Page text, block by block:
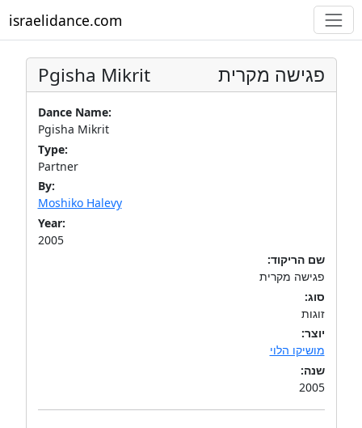
israelidance.com
Pgisha Mikrit פגישה מקרית
Dance Name:
Pgisha Mikrit
Type:
Partner
By:
Moshiko Halevy
Year:
2005
שם הריקוד:
פגישה מקרית
סוג:
זוגות
יוצר:
מושיקו הלוי
שנה:
2005